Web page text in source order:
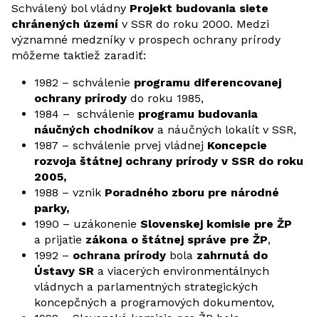
Schválený bol vládny Projekt budovania siete
chránených území v SSR do roku 2000. Medzi
významné medzníky v prospech ochrany prírody
môžeme taktiež zaradiť:
1982 – schválenie programu diferencovanej
ochrany prírody do roku 1985,
1984 – schválenie programu budovania
náučných chodníkov a náučných lokalít v SSR,
1987 – schválenie prvej vládnej Koncepcie
rozvoja štátnej ochrany prírody v SSR do roku
2005,
1988 – vznik Poradného zboru pre národné
parky,
1990 – uzákonenie Slovenskej komisie pre ŽP
a prijatie zákona o štátnej správe pre ŽP,
1992 – ochrana prírody bola zahrnutá do
Ústavy SR a viacerých environmentálnych
vládnych a parlamentných strategických
koncepčných a programových dokumentov,